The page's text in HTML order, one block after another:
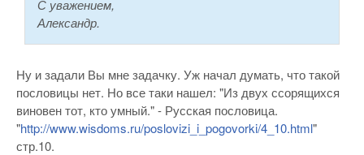
С уважением,
Александр.
Ну и задали Вы мне задачку. Уж начал думать, что такой
пословицы нет. Но все таки нашел: "Из двух ссорящихся
виновен тот, кто умный." - Русская пословица.
"http://www.wisdoms.ru/poslovizi_i_pogovorki/4_10.html"
стр.10.